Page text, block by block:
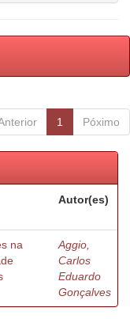
1 Póximo
Autor(es)
na
Aggio,
Carlos
Eduardo
Gonçalves